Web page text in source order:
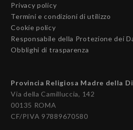
Privacy policy
Termini e condizioni di utilizzo
Cookie policy
Responsabile della Protezione dei
Obblighi di trasparenza
Provincia Religiosa Madre della
Via della Camilluccia, 142
00135 ROMA
CF/PIVA 97889670580